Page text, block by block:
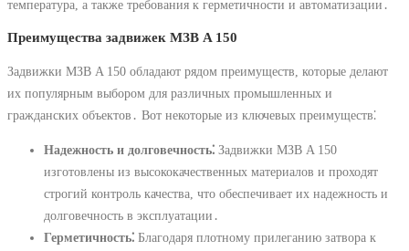
температура, а также требования к герметичности и автоматизации․
Преимущества задвижек МЗВ A 150
Задвижки МЗВ A 150 обладают рядом преимуществ, которые делают
их популярным выбором для различных промышленных и
гражданских объектов․ Вот некоторые из ключевых преимуществ⁚
Надежность и долговечность⁚ Задвижки МЗВ A 150
изготовлены из высококачественных материалов и проходят
строгий контроль качества, что обеспечивает их надежность и
долговечность в эксплуатации․
Герметичность⁚ Благодаря плотному прилеганию затвора к